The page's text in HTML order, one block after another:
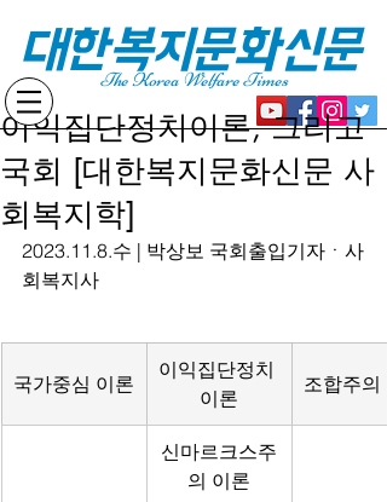
대한복지문화신문
The Korea Welfare Times
이익집단정치이론, 그리고
국회 [대한복지문화신문 사
회복지학]
2023.11.8.수 | 박상보 국회출입기자ㆍ사
회복지사
국가중심 이론
이익집단정치
이론
조합주의
신마르크스주
의 이론